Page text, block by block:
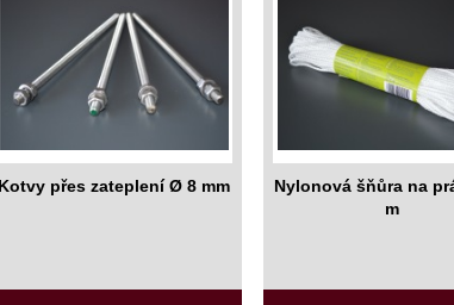
Kotvy přes zateplení Ø 8 mm
Nylonová šňůra na
m